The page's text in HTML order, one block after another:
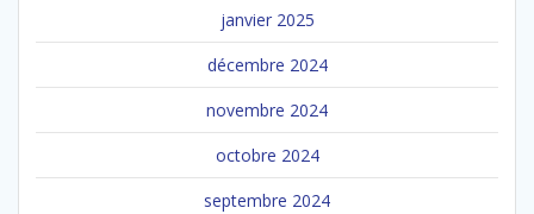
janvier 2025
décembre 2024
novembre 2024
octobre 2024
septembre 2024